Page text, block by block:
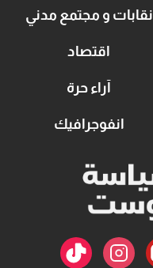
نقابات و مجتمع مدني
اقتصاد
آراء حرة
انفوجرافيك